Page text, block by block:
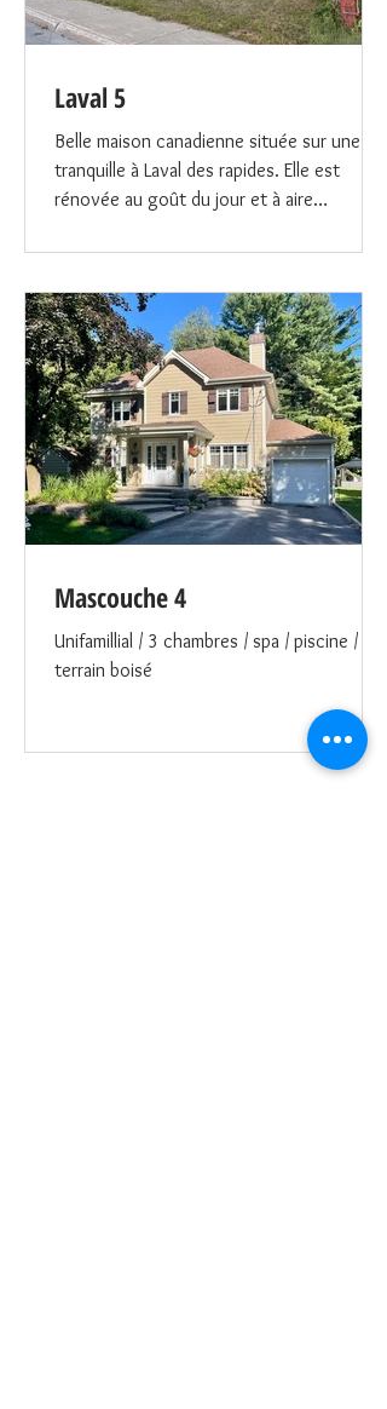
Laval 5
Belle maison canadienne située sur une rue
tranquille à Laval des rapides. Elle est
rénovée au goût du jour et à aire
cour intime entourée d’une haie de cèdre
complètement. 2 salles de bain et 4
chambres à coucher à l’étage. Rez de
chaussée à aire ouverte avec salon / salle
à dîner / cuisine avec îlot/ et salle de
séjour. Le stationnement permet de
stationner 3 autos une en arrière de
l’autre. Elles est située près du centre ville
névra
Mascouche 4
Unifamillial / 3 chambres / spa / piscine /
terrain boisé